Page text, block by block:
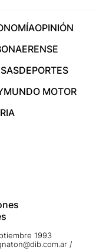
OPINIÓN
DEPORTES
MUNDO MOTOR
1993
/